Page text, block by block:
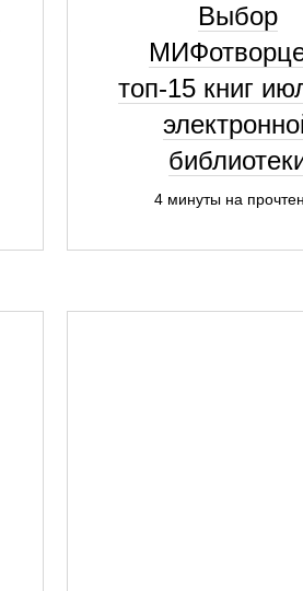
Выбор
топ-15 книг
4 минуты на